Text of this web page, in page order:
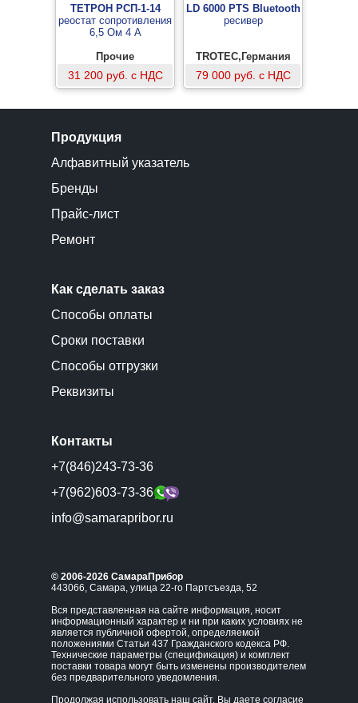
ТЕТРОН РСП-1-14
реостат сопротивления
6,5 Ом 4 А
Прочие
31 200 руб. с НДС
LD 6000 PTS Bluetooth
ресивер
TROTEC,Германия
79 000 руб. с НДС
Продукция
Алфавитный указатель
Бренды
Прайс-лист
Ремонт
Как сделать заказ
Способы оплаты
Сроки поставки
Способы отгрузки
Реквизиты
Контакты
+7(846)243-73-36
+7(962)603-73-36
info@samarapribor.ru
© 2006-2026 СамараПрибор
443066, Самара, улица 22-го Партсъезда, 52
Вся представленная на сайте информация, носит
информационный характер и ни при каких условиях не
является публичной офертой, определяемой
положениями Статьи 437 Гражданского кодекса РФ.
Технические параметры (спецификация) и комплект
поставки товара могут быть изменены производителем
без предварительного уведомления.
Продолжая использовать наш сайт, Вы даете согласие